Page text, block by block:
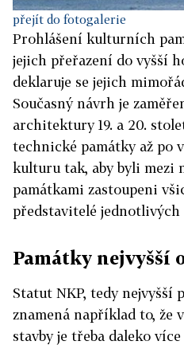
přejít do fotogalerie
Prohlášení kulturních
jejich přeřazení do vyšší
deklaruje se jejich
Současný návrh je
architektury 19. a 20.
technické památky až po
kulturu tak, aby byli
památkami zastoupeni
představitelé jednotlivých
Památky nejvyšší
Statut NKP, tedy nejvyšší
znamená například to, že
stavby je třeba daleko